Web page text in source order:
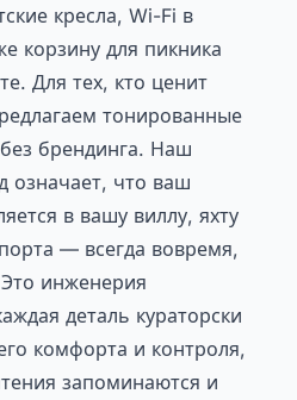
кресла, Wi-Fi в
корзину для пикника
Для тех, кто ценит
тонированные
брендинга. Наш
означает, что ваш
в вашу виллу, яхту
— всегда вовремя,
инженерия
деталь кураторски
комфорта и контроля,
запоминаются и